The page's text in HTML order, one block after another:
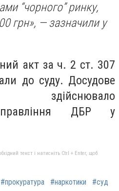
“чорного” ринку,
грн», — зазначили у
акт за ч. 2 ст. 307
до суду. Досудове
здійснювало
ДБР у
текст і натисніть Ctrl + Enter, щоб
#прокуратура #наркотики #суд